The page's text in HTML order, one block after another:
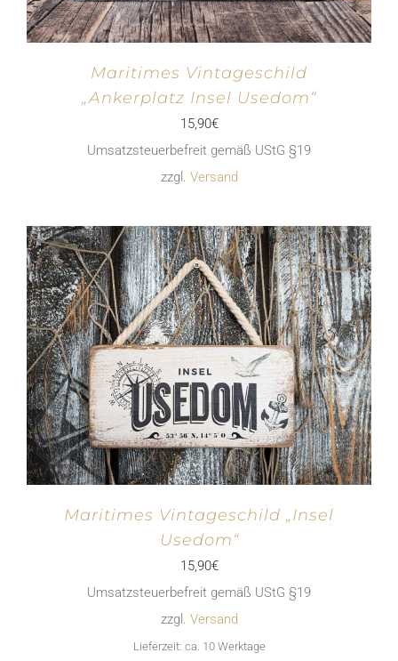
Maritimes Vintageschild
„Ankerplatz Insel Usedom“
15,90€
Umsatzsteuerbefreit gemäß UStG §19
zzgl. Versand
Maritimes Vintageschild „Insel
Usedom“
15,90€
Umsatzsteuerbefreit gemäß UStG §19
zzgl. Versand
Lieferzeit: ca. 10 Werktage